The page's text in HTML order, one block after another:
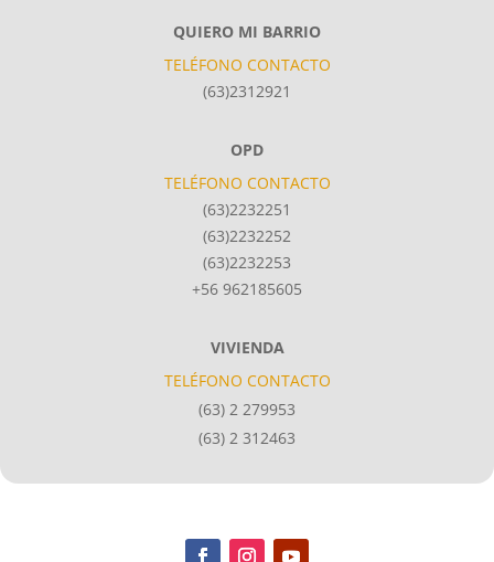
QUIERO MI BARRIO
TELÉFONO CONTACTO
(63)2312921
OPD
TELÉFONO CONTACTO
(63)2232251
(63)2232252
(63)2232253
+56 962185605
VIVIENDA
TELÉFONO CONTACTO
(63) 2 279953
(63) 2 312463